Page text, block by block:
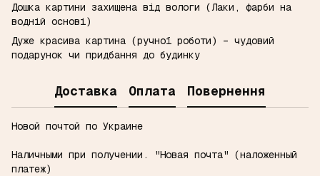
Дошка картини захищена від вологи (Лаки, фарби на
водній основі)
Дуже красива картина (ручної роботи) – чудовий
подарунок чи придбання до будинку
Доставка Оплата Повернення
Новой почтой по Украине
Наличными при получении.
"Новая почта" (наложенный
платеж)